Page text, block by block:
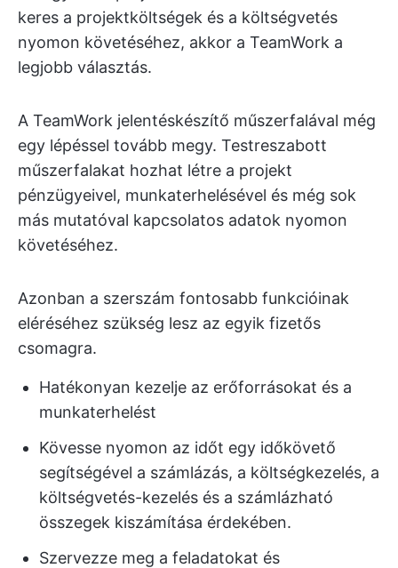
keres a projektköltségek és a költségvetés
nyomon követéséhez, akkor a TeamWork a
legjobb választás.
A TeamWork jelentéskészítő műszerfalával még
egy lépéssel tovább megy. Testreszabott
műszerfalakat hozhat létre a projekt
pénzügyeivel, munkaterhelésével és még sok
más mutatóval kapcsolatos adatok nyomon
követéséhez.
Azonban a szerszám fontosabb funkcióinak
eléréséhez szükség lesz az egyik fizetős
csomagra.
Hatékonyan kezelje az erőforrásokat és a
munkaterhelést
Kövesse nyomon az időt egy időkövető
segítségével a számlázás, a költségkezelés, a
költségvetés-kezelés és a számlázható
összegek kiszámítása érdekében.
Szervezze meg a feladatokat és